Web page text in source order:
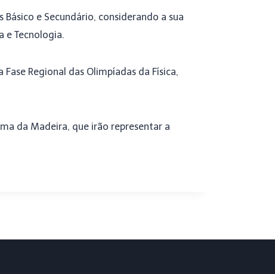
e Secundário, considerando a sua
e Tecnologia.
Regional das Olimpíadas da Física,
da Madeira, que irão representar a